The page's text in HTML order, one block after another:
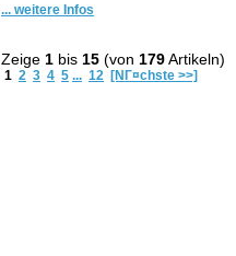
... weitere Infos
Zeige 1 bis 15 (von 179Artikeln)
1 2 3 4 5 ... 12 [NГ¤chste >>]